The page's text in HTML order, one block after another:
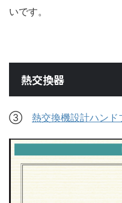
いです。
熱交換器
③ 熱交換機設計ハンド